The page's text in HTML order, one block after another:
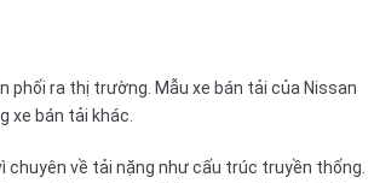
phối ra thị trường. Mẫu xe bán tải của Nissan
xe bán tải khác.
chuyên về tải nặng như cấu trúc truyền thống.